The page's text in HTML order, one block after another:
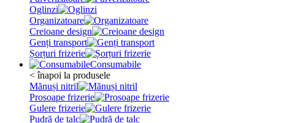
Oglinzi
Organizatoare
Creioane design
Genți transport
Șorțuri frizerie
Consumabile
< înapoi la produsele
Mănuși nitril
Prosoape frizerie
Gulere frizerie
Pudră de talc